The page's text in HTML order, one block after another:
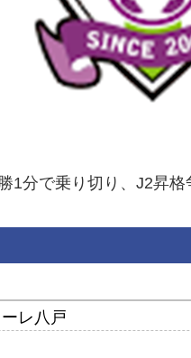
1分で乗り切り、J2昇格
レ八戸